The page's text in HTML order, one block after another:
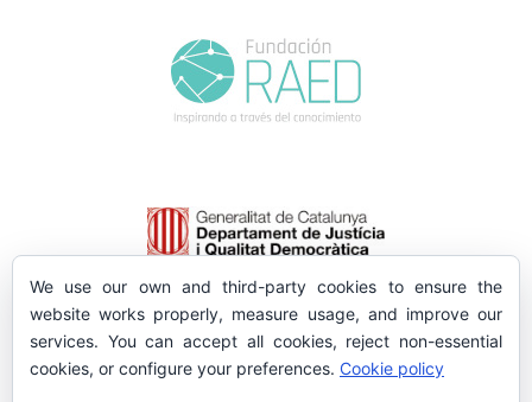
We use our own and third-party cookies to ensure the
website works properly, measure usage, and improve our
services. You can accept all cookies, reject non-essential
cookies, or configure your preferences. Cookie policy